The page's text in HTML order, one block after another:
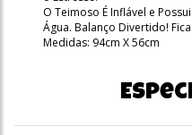
O Teimoso É Inflável e
Água. Balanço Divertido!
Medidas: 94cm X 56cm